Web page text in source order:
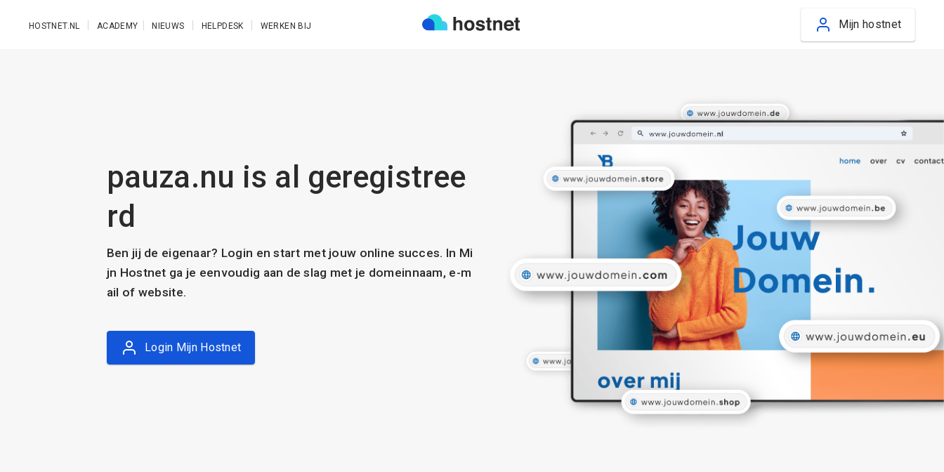
HOSTNET.NL ACADEMY NIEUWS HELPDESK WERKEN BIJ Mijn hostnet
pauza.nu is al geregistree
rd
Ben jij de eigenaar? Login en start met jouw online succes. In Mi
jn Hostnet ga je eenvoudig aan de slag met je domeinnaam, e-m
ail of website.
Login Mijn Hostnet